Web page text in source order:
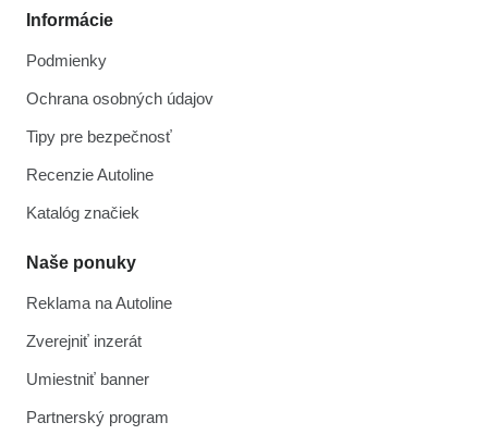
Informácie
Podmienky
Ochrana osobných údajov
Tipy pre bezpečnosť
Recenzie Autoline
Katalóg značiek
Naše ponuky
Reklama na Autoline
Zverejniť inzerát
Umiestniť banner
Partnerský program